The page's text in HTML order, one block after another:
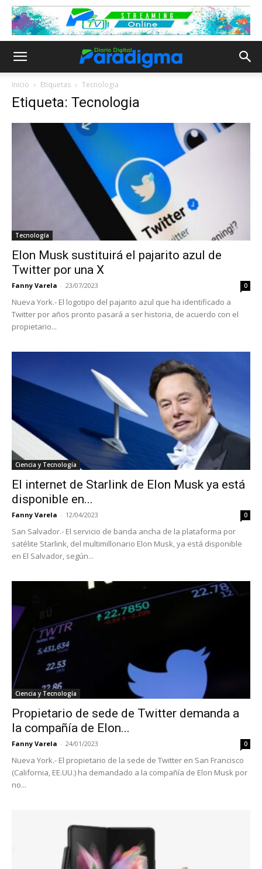
Inicio Etiquetas Tecnologia
Etiqueta: Tecnologia
Tecnología
Elon Musk sustituirá el pajarito azul de
Twitter por una X
Fanny Varela - 23/07/2023 0
Nueva York.- El logotipo del pajarito azul que ha identificado a
Twitter por años pronto pasará a ser historia, de acuerdo con el
propietario...
Ciencia y Tecnología
El internet de Starlink de Elon Musk ya está
disponible en...
Fanny Varela - 12/04/2023 0
San Salvador.- El servicio de banda ancha de la plataforma por
satélite Starlink, del multimillonario Elon Musk, ya está disponible
en El Salvador, según...
Ciencia y Tecnología
Propietario de sede de Twitter demanda a
la compañía de Elon...
Fanny Varela - 24/01/2023 0
Nueva York.- El propietario de la sede de Twitter en San Francisco
(California, EE.UU.) ha demandado a la compañía de Elon Musk por
no...